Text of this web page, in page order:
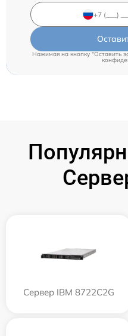
Нажимая на кнопку "Оставить
Сервер IBM 8722C2G